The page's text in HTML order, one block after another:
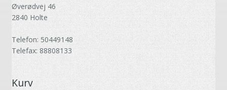
Øverødvej 46
2840 Holte
Telefon: 50449148
Telefax: 88808133
Kurv